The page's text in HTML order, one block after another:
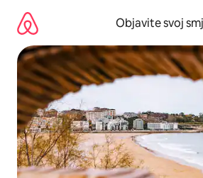
sadržaj
Objavite svoj